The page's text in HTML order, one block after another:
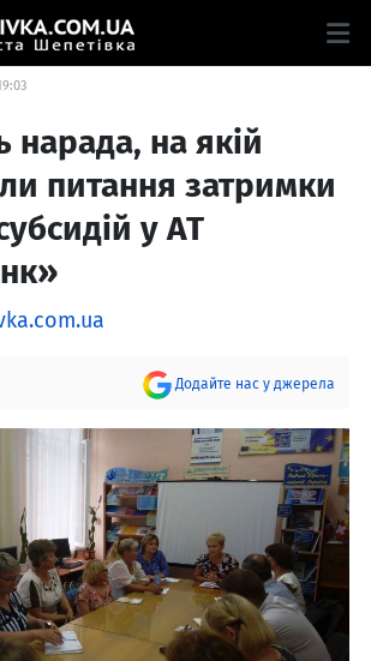
нарада, на якій
питання затримки
у АТ
Додайте нас у джерела